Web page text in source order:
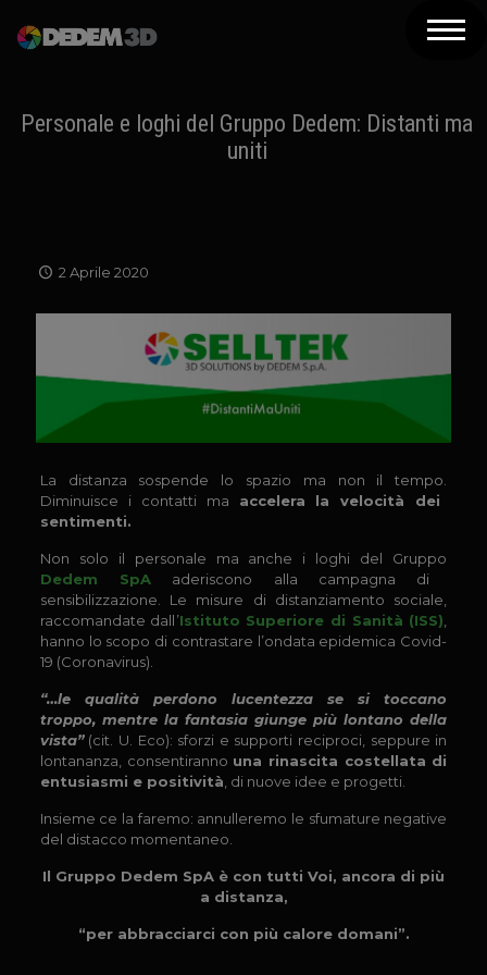
Prodotti
Assistenza
Newsletter
Personale e loghi del Gruppo Dedem: Distanti ma
uniti
2 Aprile 2020
La distanza sospende lo spazio ma non il tempo.
Diminuisce i contatti ma accelera la velocità
dei
sentimenti.
Non solo il personale ma anche i loghi del Gruppo
Dedem SpA aderiscono alla campagna di
sensibilizzazione. Le misure di distanziamento sociale,
raccomandate dall’Istituto Superiore di Sanità (ISS)
hanno lo scopo di contrastare l’ondata epidemica Covid-
19 (Coronavirus).
“…le qualità perdono lucentezza se si toccano
troppo, mentre la fantasia giunge piùlontano della
vista” (cit. U. Eco): sforzi e supporti reciproci, seppure in
lontananza, consentiranno una rinascita costellata di
entusiasmi e positività , di nuove idee e progetti.
Insieme ce la faremo: annulleremo le sfumature negative
del distacco momentaneo.
Il Gruppo Dedem SpA è con tutti Voi, ancora di più
a distanza,
“per abbracciarci con più calore domani”.